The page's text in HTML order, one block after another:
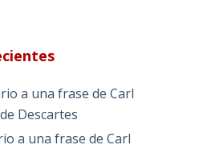
a una frase de Carl
Descartes
a una frase de Carl